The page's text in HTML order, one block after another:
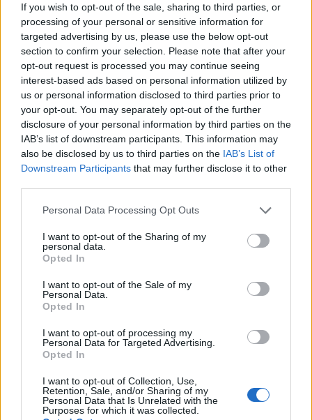
If you wish to opt-out of the sale, sharing to third parties, or
processing of your personal or sensitive information for
targeted advertising by us, please use the below opt-out
section to confirm your selection. Please note that after your
opt-out request is processed you may continue seeing
interest-based ads based on personal information utilized by
us or personal information disclosed to third parties prior to
your opt-out. You may separately opt-out of the further
disclosure of your personal information by third parties on the
IAB’s list of downstream participants. This information may
also be disclosed by us to third parties on the IAB’s List of
Downstream Participants that may further disclose it to other
Please note that this website/app uses one or more Google
not limited to your visit or usage behaviour. You may click to
grant or deny consent to Google and its third-party tags to
use your data for below specified purposes in below Google
consent section.
Personal Data Processing Opt Outs
I want to opt-out of the Sharing of my
personal data.
Opted In
I want to opt-out of the Sale of my
Personal Data.
Opted In
I want to opt-out of processing my
Personal Data for Targeted Advertising.
Opted In
I want to opt-out of Collection, Use,
Retention, Sale, and/or Sharing of my
Personal Data that Is Unrelated with the
Purposes for which it was collected.
dependendo do uso da rede BTC. Assim que chegar,
troque seu BTC por Binance Coin (BNB).
Transfira o BNB para sua carteira
Aí vem a parte mais complicada do processo, agora você
precisa criar sua própria carteira para armazenar BNB e
SPACEXDOGE, existem várias opções para criar sua
própria carteira, a melhor opção é usar uma carteira de
hardware, como Ledger Nano S ou Ledger Nano X. Eles
são hardware seguro que fornece várias camadas de
segurança para proteger seus ativos, você só precisa
armazenar as frases-semente em um local seguro e nunca
colocá-lo online (ou seja, NÃO carregue as frases-semente
também não tire foto). Se você está planejando
permanecer na cena da criptografia por um tempo, é
altamente recomendável que você obtenha uma carteira de
hardware.
Ledger Nano S